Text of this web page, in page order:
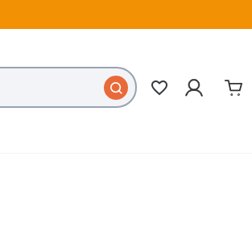
favorite_border